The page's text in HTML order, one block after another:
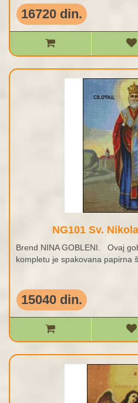
16720 din.
NG101 Sv.
Brend NINA GOBLENI. Ovaj
kompletu je spakovana papirna
15040 din.